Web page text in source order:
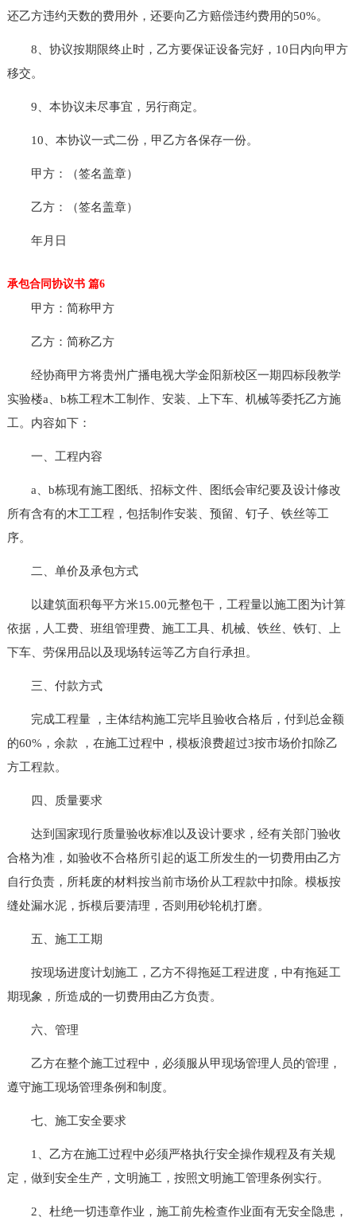
还乙方违约天数的费用外，还要向乙方赔偿违约费用的50%。
8、协议按期限终止时，乙方要保证设备完好，10日内向甲方
移交。
9、本协议未尽事宜，另行商定。
10、本协议一式二份，甲乙方各保存一份。
甲方：（签名盖章）
乙方：（签名盖章）
年月日
承包合同协议书 篇6
甲方：简称甲方
乙方：简称乙方
经协商甲方将贵州广播电视大学金阳新校区一期四标段教学
实验楼a、b栋工程木工制作、安装、上下车、机械等委托乙方施
工。内容如下：
一、工程内容
a、b栋现有施工图纸、招标文件、图纸会审纪要及设计修改
所有含有的木工工程，包括制作安装、预留、钉子、铁丝等工
序。
二、单价及承包方式
以建筑面积每平方米15.00元整包干，工程量以施工图为计算
依据，人工费、班组管理费、施工工具、机械、铁丝、铁钉、上
下车、劳保用品以及现场转运等乙方自行承担。
三、付款方式
完成工程量 ，主体结构施工完毕且验收合格后，付到总金额
的60%，余款 ，在施工过程中，模板浪费超过3按市场价扣除乙
方工程款。
四、质量要求
达到国家现行质量验收标准以及设计要求，经有关部门验收
合格为准，如验收不合格所引起的返工所发生的一切费用由乙方
自行负责，所耗废的材料按当前市场价从工程款中扣除。模板按
缝处漏水泥，拆模后要清理，否则用砂轮机打磨。
五、施工工期
按现场进度计划施工，乙方不得拖延工程进度，中有拖延工
期现象，所造成的一切费用由乙方负责。
六、管理
乙方在整个施工过程中，必须服从甲现场管理人员的管理，
遵守施工现场管理条例和制度。
七、施工安全要求
1、乙方在施工过程中必须严格执行安全操作规程及有关规
定，做到安全生产，文明施工，按照文明施工管理条例实行。
2、杜绝一切违章作业，施工前先检查作业面有无安全隐患，